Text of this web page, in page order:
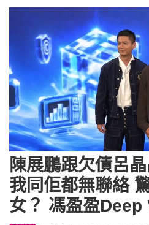
UnmuteLoaded:
7.60%
陳展鵬跟欠債呂
我同佢都無聯絡
女？ 馮盈盈Deep